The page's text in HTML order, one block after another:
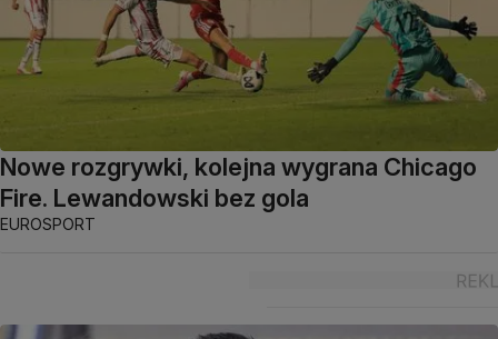
Nowe rozgrywki, kolejna wygrana Chicago
Fire. Lewandowski bez gola
EUROSPORT